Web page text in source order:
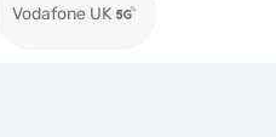
Vodafone UK